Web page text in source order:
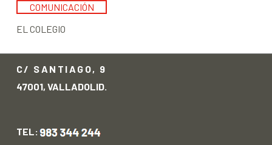
COMUNICACIÓN
EL COLEGIO
C/ SANTIAGO, 9
47001, VALLADOLID.
TEL: